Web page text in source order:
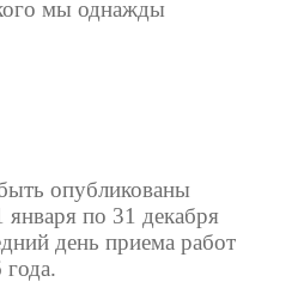
мы однажды
опубликованы
января по 31 декабря
день приема работ